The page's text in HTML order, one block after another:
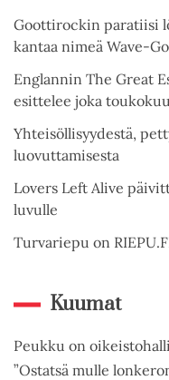
Goottirockin paratiisi
kantaa nimeä Wave-
Englannin The Great
esittelee joka
Yhteisöllisyydestä,
luovuttamisesta
Lovers Left Alive
luvulle
Turvariepu on
Kuumat
Peukku on
”Ostatsä mulle